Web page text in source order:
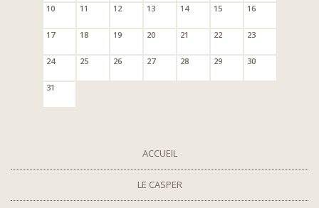
10 11 12 13 14 15 16
17 18 19 20 21 22 23
24 25 26 27 28 29 30
31
ACCUEIL
LE CASPER